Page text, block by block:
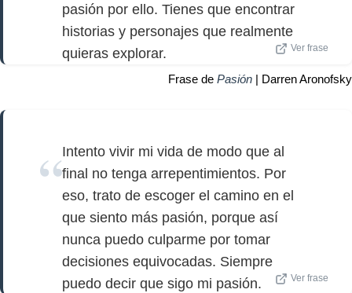
pasión por ello. Tienes que encontrar
historias y personajes que realmente
quieras explorar.
Ver frase
Frase de Pasión | Darren Aronofsky
Intento vivir mi vida de modo que al
final no tenga arrepentimientos. Por
eso, trato de escoger el camino en el
que siento más pasión, porque así
nunca puedo culparme por tomar
decisiones equivocadas. Siempre
puedo decir que sigo mi pasión.
Ver frase